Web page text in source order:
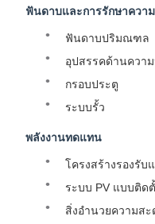
ฟันดาบและการรักษาควา
ฟันดาบปริมณฑล
อุปสรรคด้านควา
กรอบประตู
ระบบรั้ว
พลังงานทดแทน
โครงสร้างรองรับ
ระบบ PV แบบติด
สิ่งอำนวยความส